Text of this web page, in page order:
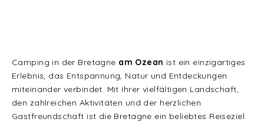
Camping in der Bretagne am Ozean ist ein einzigartiges
Erlebnis, das Entspannung, Natur und Entdeckungen
miteinander verbindet. Mit ihrer vielfältigen Landschaft,
den zahlreichen Aktivitäten und der herzlichen
Gastfreundschaft ist die Bretagne ein beliebtes Reiseziel